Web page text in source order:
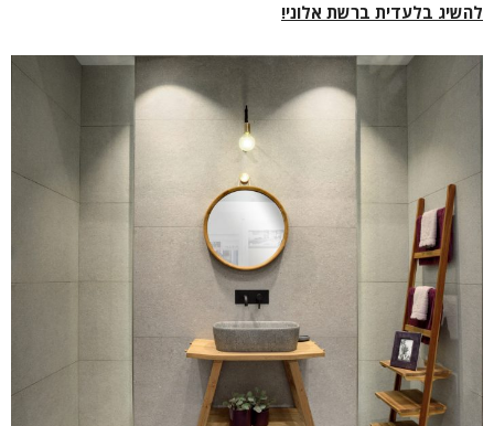
להשיג בלעדית ברשת אלוני!